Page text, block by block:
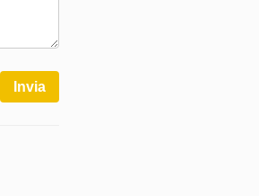
Invia